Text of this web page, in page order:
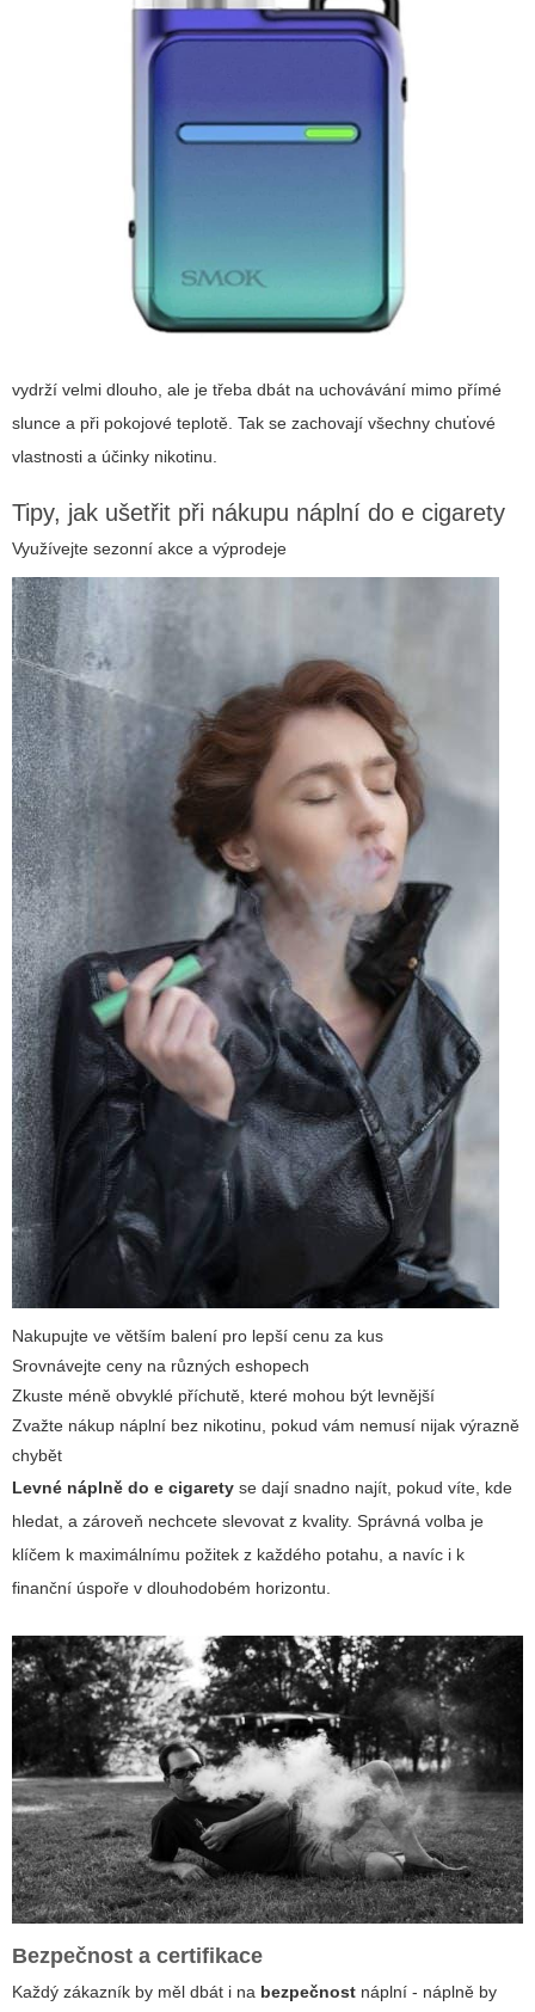
vydrží velmi dlouho, ale je třeba dbát na uchovávání mimo přímé
slunce a při pokojové teplotě. Tak se zachovají všechny chuťové
vlastnosti a účinky nikotinu.
Tipy, jak ušetřit při nákupu náplní do e cigarety
Využívejte sezonní akce a výprodeje
Nakupujte ve větším balení pro lepší cenu za kus
Srovnávejte ceny na různých eshopech
Zkuste méně obvyklé příchutě, které mohou být levnější
Zvažte nákup náplní bez nikotinu, pokud vám nemusí nijak výrazně
chybět
Levné náplně do e cigarety se dají snadno najít, pokud víte, kde
hledat, a zároveň nechcete slevovat z kvality. Správná volba je
klíčem k maximálnímu požitek z každého potahu, a navíc i k
finanční úspoře v dlouhodobém horizontu.
Bezpečnost a certifikace
Každý zákazník by měl dbát i na bezpečnost náplní - náplně by